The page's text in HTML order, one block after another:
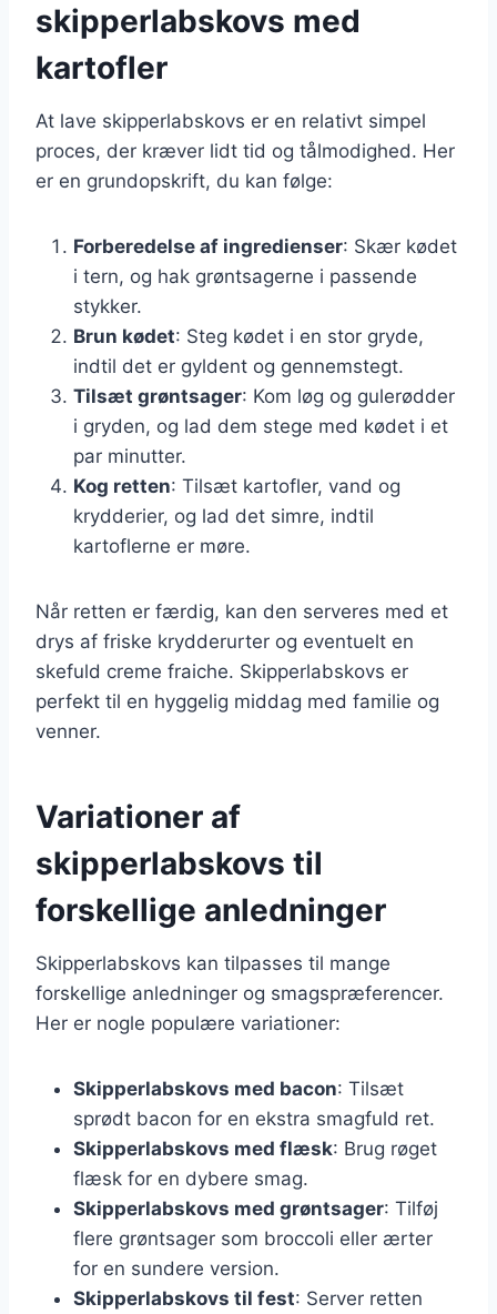
skipperlabskovs med
kartofler
At lave skipperlabskovs er en relativt simpel
proces, der kræver lidt tid og tålmodighed. Her
er en grundopskrift, du kan følge:
Forberedelse af ingredienser: Skær kødet
i tern, og hak grøntsagerne i passende
stykker.
Brun kødet: Steg kødet i en stor gryde,
indtil det er gyldent og gennemstegt.
Tilsæt grøntsager: Kom løg og gulerødder
i gryden, og lad dem stege med kødet i et
par minutter.
Kog retten: Tilsæt kartofler, vand og
krydderier, og lad det simre, indtil
kartoflerne er møre.
Når retten er færdig, kan den serveres med et
drys af friske krydderurter og eventuelt en
skefuld creme fraiche. Skipperlabskovs er
perfekt til en hyggelig middag med familie og
venner.
Variationer af
skipperlabskovs til
forskellige anledninger
Skipperlabskovs kan tilpasses til mange
forskellige anledninger og smagspræferencer.
Her er nogle populære variationer:
Skipperlabskovs med bacon: Tilsæt
sprødt bacon for en ekstra smagfuld ret.
Skipperlabskovs med flæsk: Brug røget
flæsk for en dybere smag.
Skipperlabskovs med grøntsager: Tilføj
flere grøntsager som broccoli eller ærter
for en sundere version.
Skipperlabskovs til fest: Server retten